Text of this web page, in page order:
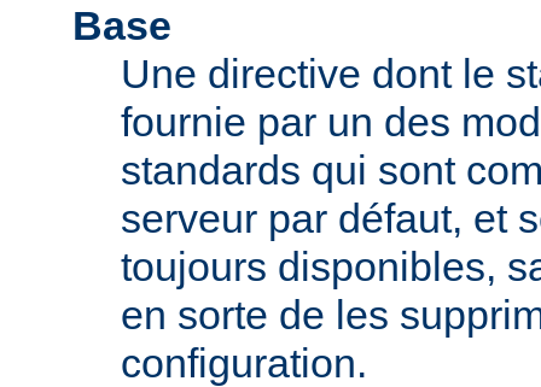
Base
Une directive dont le
fournie par un des
standards qui sont
serveur par défaut, et
toujours disponibles,
en sorte de les
configuration.